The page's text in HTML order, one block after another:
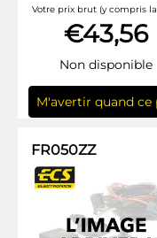
Votre prix brut (y compris la
€43,56
Non disponible
M'avertir quand
FR050ZZ